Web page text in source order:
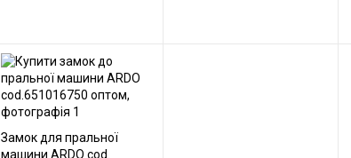
Замок для пральної
машини ARDO cod.